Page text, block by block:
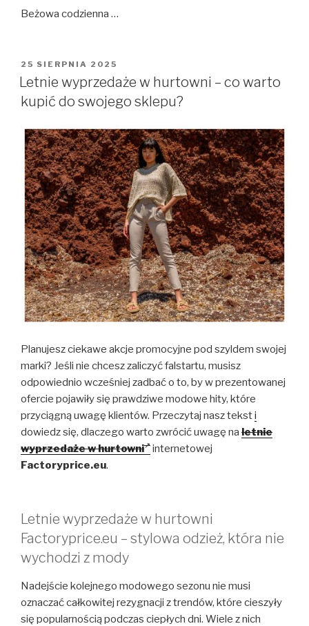
Beżowa codzienna …
OPUBLIKOWANE
W
25 SIERPNIA 2025
Letnie wyprzedaże w hurtowni – co warto
kupić do swojego sklepu?
Planujesz ciekawe akcje promocyjne pod szyldem swojej
marki? Jeśli nie chcesz zaliczyć falstartu, musisz
odpowiednio wcześniej zadbać o to, by w prezentowanej
ofercie pojawiły się prawdziwe modowe hity, które
przyciągną uwagę klientów. Przeczytaj nasz teksti
dowiedz się, dlaczego warto zwrócić uwagę na letnie
wyprzedaże w hurtowni
internetowej
Factoryprice.eu.
Letnie wyprzedaże w hurtowni
Factoryprice.eu – stylowa odzież, która nie
wychodzi z mody
Nadejście kolejnego modowego sezonu nie musi
oznaczać całkowitej rezygnacji z trendów, które cieszyły
się popularnością podczas ciepłych dni. Wiele z nich